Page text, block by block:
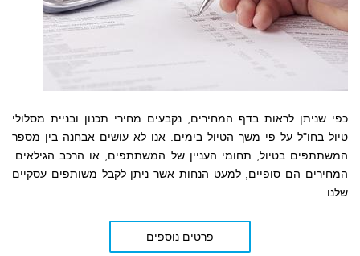
כפי שניתן לראות בדף המחירים, נקבעים מחירי תכנון ובניית מסלולי
טיול בחו"ל על פי משך הטיול בימים. אנו לא עושים אבחנה בין מספר
המשתתפים בטיול, תחומי העניין של המשתתפים, או הרכב הגילאים.
המחירים הם סופיים, למעט הנחות אשר ניתן לקבל משותפים עסקיים
שלנו.
פרטים נוספים